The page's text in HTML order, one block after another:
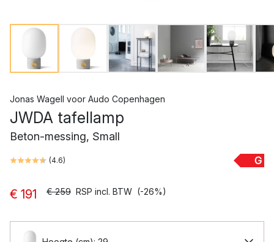
Jonas Wagell voor Audo Copenhagen
JWDA tafellamp
Beton-messing, Small
(4.6) G
€ 191 € 259 RSP incl. BTW (-26%)